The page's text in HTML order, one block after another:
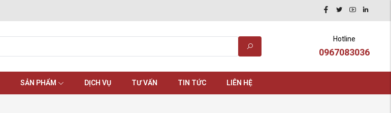
Hotline
0967083036
SẢN PHẨM DỊCH VỤ TƯ VẤN TIN TỨC LIÊN HỆ